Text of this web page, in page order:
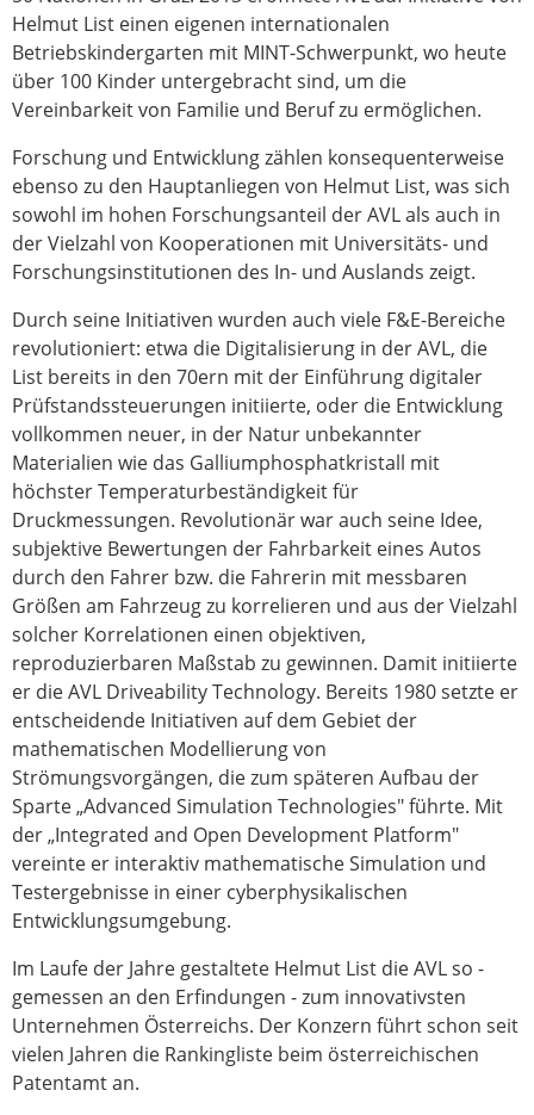
Helmut List einen eigenen internationalen
Betriebskindergarten mit MINT-Schwerpunkt, wo heute
über 100 Kinder untergebracht sind, um die
Vereinbarkeit von Familie und Beruf zu ermöglichen.
Forschung und Entwicklung zählen konsequenterweise
ebenso zu den Hauptanliegen von Helmut List, was sich
sowohl im hohen Forschungsanteil der AVL als auch in
der Vielzahl von Kooperationen mit Universitäts- und
Forschungsinstitutionen des In- und Auslands zeigt.
Durch seine Initiativen wurden auch viele F&E-Bereiche
revolutioniert: etwa die Digitalisierung in der AVL, die
List bereits in den 70ern mit der Einführung digitaler
Prüfstandssteuerungen initiierte, oder die Entwicklung
vollkommen neuer, in der Natur unbekannter
Materialien wie das Galliumphosphatkristall mit
höchster Temperaturbeständigkeit für
Druckmessungen. Revolutionär war auch seine Idee,
subjektive Bewertungen der Fahrbarkeit eines Autos
durch den Fahrer bzw. die Fahrerin mit messbaren
Größen am Fahrzeug zu korrelieren und aus der Vielzahl
solcher Korrelationen einen objektiven,
reproduzierbaren Maßstab zu gewinnen. Damit initiierte
er die AVL Driveability Technology. Bereits 1980 setzte er
entscheidende Initiativen auf dem Gebiet der
mathematischen Modellierung von
Strömungsvorgängen, die zum späteren Aufbau der
Sparte „Advanced Simulation Technologies" führte. Mit
der „Integrated and Open Development Platform"
vereinte er interaktiv mathematische Simulation und
Testergebnisse in einer cyberphysikalischen
Entwicklungsumgebung.
Im Laufe der Jahre gestaltete Helmut List die AVL so -
gemessen an den Erfindungen - zum innovativsten
Unternehmen Österreichs. Der Konzern führt schon seit
vielen Jahren die Rankingliste beim österreichischen
Patentamt an.